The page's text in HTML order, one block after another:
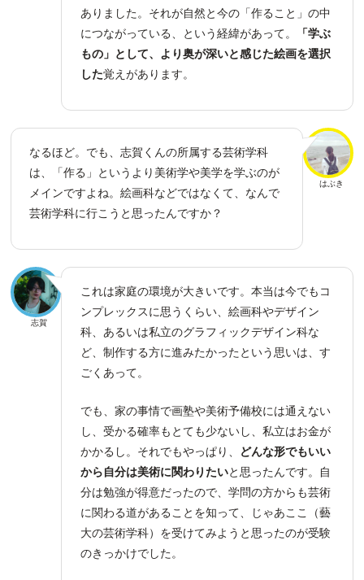
ありました。それが自然と今の「作ること」の中
につながっている、という経緯があって。
「学ぶ
もの」として、より奥が深いと感じた絵画を選択
した覚えがあります。
はぶき
なるほど。でも、志賀くんの所属する芸術学科
は、「作る」というより美術学や美学を学ぶのが
メインですよね。絵画科などではなくて、なんで
芸術学科に行こうと思ったんですか？
志賀
これは家庭の環境が大きいです。本当は今でもコ
ンプレックスに思うくらい、絵画科やデザイン
科、あるいは私立のグラフィックデザイン科な
ど、制作する方に進みたかったという思いは、す
ごくあって。
でも、家の事情で画塾や美術予備校には通えない
し、受かる確率もとても少ないし、私立はお金が
かかるし。それでもやっぱり、
どんな形でもいい
から自分は美術に関わりたいと思ったんです。自
分は勉強が得意だったので、学問の方からも芸術
に関わる道があることを知って、じゃあここ（藝
大の芸術学科）を受けてみようと思ったのが受験
のきっかけでした。